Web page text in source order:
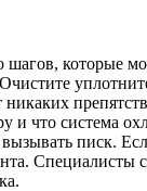
которые
никаких
и что система
писк.